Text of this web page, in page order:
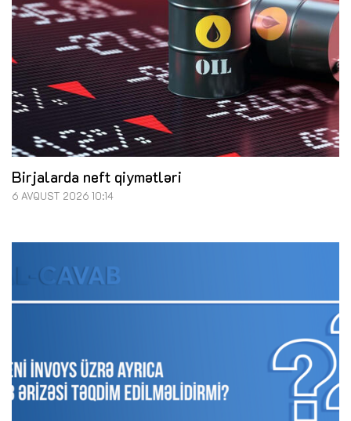
Birjalarda neft qiymətləri
6 AVQUST 2026 10:14